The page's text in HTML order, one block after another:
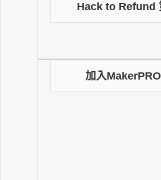
Hack to Refund
加入